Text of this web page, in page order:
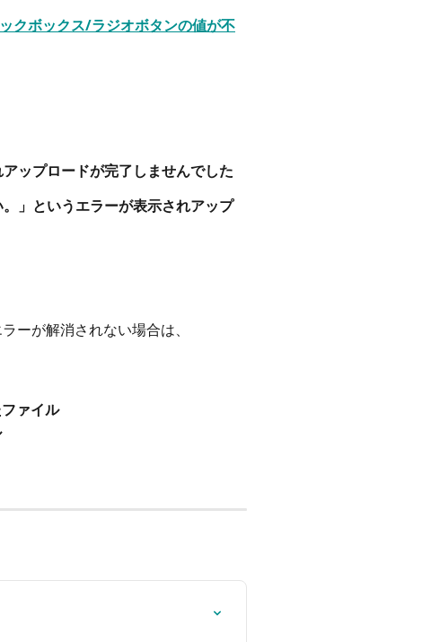
クボックス/ラジオボタンの値が不
ップロードが完了しませんでした
」というエラーが表示されアップ
ーが解消されない場合は、
ァイル